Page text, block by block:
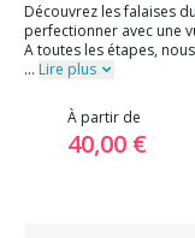
Découvrez les falaises
perfectionner avec une
A toutes les étapes,
... Lire plus
À partir de
40,00 €